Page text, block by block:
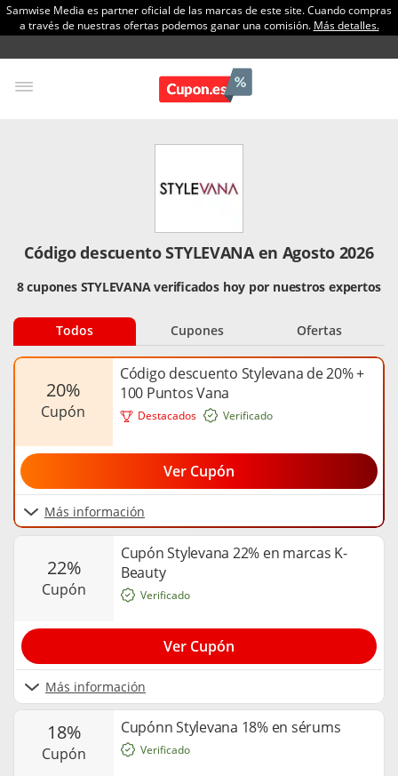
Samwise Media es partner oficial de las marcas de este site. Cuando compras
a través de nuestras ofertas podemos ganar una comisión. Más detalles.
Código descuento STYLEVANA en Agosto 2026
8 cupones STYLEVANA verificados hoy por nuestros expertos
Todos Cupones Ofertas
Destacados
20%
cupón
Código descuento Stylevana de 20% +
100 Puntos Vana
Más información
Verificado
Ver Cupón
22%
cupón
Cupón Stylevana 22% en marcas K-
Beauty
Más información
Verificado
Ver Cupón
18%
cupón
Cupónn Stylevana 18% en sérums
Verificado